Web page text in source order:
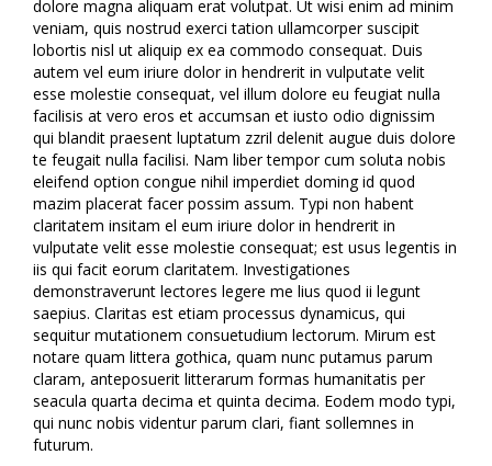
dolore magna aliquam erat volutpat. Ut wisi enim ad minim
veniam, quis nostrud exerci tation ullamcorper suscipit
lobortis nisl ut aliquip ex ea commodo consequat. Duis
autem vel eum iriure dolor in hendrerit in vulputate velit
esse molestie consequat, vel illum dolore eu feugiat nulla
facilisis at vero eros et accumsan et iusto odio dignissim
qui blandit praesent luptatum zzril delenit augue duis dolore
te feugait nulla facilisi. Nam liber tempor cum soluta nobis
eleifend option congue nihil imperdiet doming id quod
mazim placerat facer possim assum. Typi non habent
claritatem insitam el eum iriure dolor in hendrerit in
vulputate velit esse molestie consequat; est usus legentis in
iis qui facit eorum claritatem. Investigationes
demonstraverunt lectores legere me lius quod ii legunt
saepius. Claritas est etiam processus dynamicus, qui
sequitur mutationem consuetudium lectorum. Mirum est
notare quam littera gothica, quam nunc putamus parum
claram, anteposuerit litterarum formas humanitatis per
seacula quarta decima et quinta decima. Eodem modo typi,
qui nunc nobis videntur parum clari, fiant sollemnes in
futurum.